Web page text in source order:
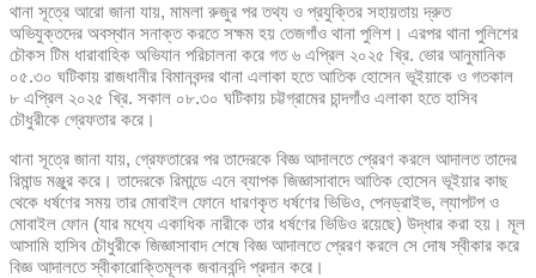
থানা সূত্রে আরো জানা যায়, মামলা রুজুর পর তথ্য ও প্রযুক্তির সহায়তায় দ্রুত
অভিযুক্তদের অবস্থান সনাক্ত করতে সক্ষম হয় তেজগাঁও থানা পুলিশ। এরপর থানা পুলিশের
চৌকস টিম ধারাবাহিক অভিযান পরিচালনা করে গত ৬ এপ্রিল ২০২৫ খ্রি. ভোর আনুমানিক
০৫.৩০ ঘটিকায় রাজধানীর বিমানবন্দর থানা এলাকা হতে আতিক হোসেন ভূইয়াকে ও গতকাল
৮ এপ্রিল ২০২৫ খ্রি. সকাল ০৮.৩০ ঘটিকায় চট্টগ্রামের চান্দগাঁও এলাকা হতে হাসিব
চৌধুরীকে গ্রেফতার করে।
থানা সূত্রে জানা যায়, গ্রেফতারের পর তাদেরকে বিজ্ঞ আদালতে প্রেরণ করলে আদালত তাদের
রিমান্ড মঞ্জুর করে। তাদেরকে রিমান্ডে এনে ব্যাপক জিজ্ঞাসাবাদে আতিক হোসেন ভূইয়ার কাছ
থেকে ধর্ষণের সময় তার মোবাইল ফোনে ধারণকৃত ধর্ষণের ভিডিও, পেনড্রাইভ, ল্যাপটপ ও
মোবাইল ফোন (যার মধ্যে একাধিক নারীকে তার ধর্ষণের ভিডিও রয়েছে) উদ্ধার করা হয়। মূল
আসামি হাসিব চৌধুরীকে জিজ্ঞাসাবাদ শেষে বিজ্ঞ আদালতে প্রেরণ করলে সে দোষ স্বীকার করে
বিজ্ঞ আদালতে স্বীকারোক্তিমূলক জবানবন্দি প্রদান করে।